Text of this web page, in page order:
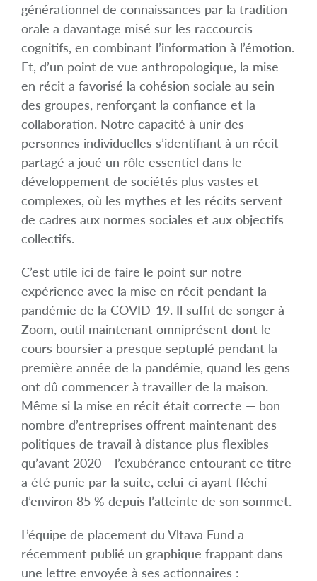
générationnel de connaissances par la tradition
orale a davantage misé sur les raccourcis
cognitifs, en combinant l’information à l’émotion.
Et, d’un point de vue anthropologique, la mise
en récit a favorisé la cohésion sociale au sein
des groupes, renforçant la confiance et la
collaboration. Notre capacité à unir des
personnes individuelles s’identifiant à un récit
partagé a joué un rôle essentiel dans le
développement de sociétés plus vastes et
complexes, où les mythes et les récits servent
de cadres aux normes sociales et aux objectifs
collectifs.
C’est utile ici de faire le point sur notre
expérience avec la mise en récit pendant la
pandémie de la COVID-19. Il suffit de songer à
Zoom, outil maintenant omniprésent dont le
cours boursier a presque septuplé pendant la
première année de la pandémie, quand les gens
ont dû commencer à travailler de la maison.
Même si la mise en récit était correcte — bon
nombre d’entreprises offrent maintenant des
politiques de travail à distance plus flexibles
qu’avant 2020— l’exubérance entourant ce titre
a été punie par la suite, celui-ci ayant fléchi
d’environ 85 % depuis l’atteinte de son sommet.
L’équipe de placement du Vltava Fund a
récemment publié un graphique frappant dans
une lettre envoyée à ses actionnaires :